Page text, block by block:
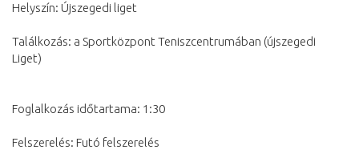
Helyszín: Újszegedi liget
Találkozás: a Sportközpont Teniszcentrumában (újszegedi
Liget)
Foglalkozás időtartama: 1:30
Felszerelés: Futó felszerelés